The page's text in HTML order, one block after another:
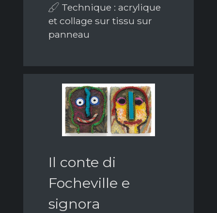
Technique : acrylique
et collage sur tissu sur
panneau
Il conte di
Focheville e
signora